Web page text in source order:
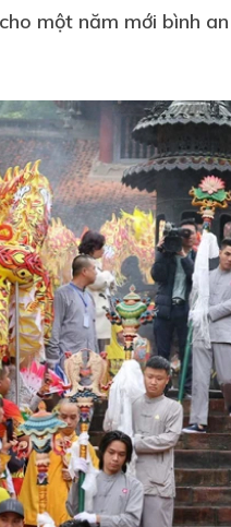
một năm mới bình